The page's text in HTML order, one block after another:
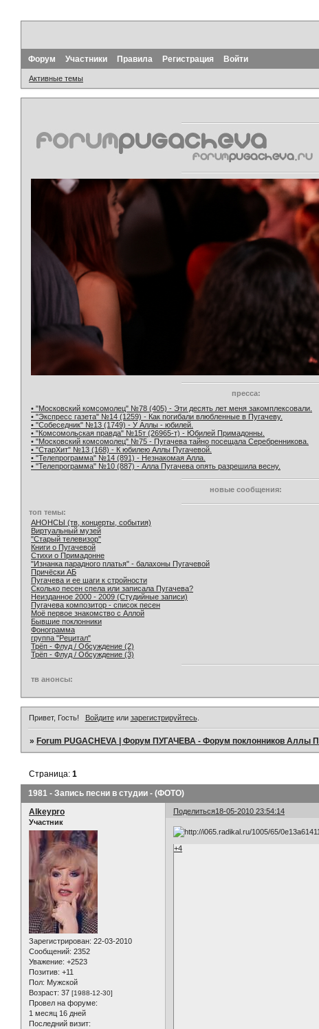
Форум Участники Правила Регистрация Войти
Активные темы
пресса:
• "Московский комсомолец" №78 (405) - Эти десять лет меня закомплексовали.
• "Экспресс газета" №14 (1259) - Как погибали влюбленные в Пугачеву.
• "Собеседник" №13 (1749) - У Аллы - юбилей.
• "Комсомольская правда" №15т (26965-т) - Юбилей Примадонны.
• "Московский комсомолец" №75 - Пугачева тайно посещала Серебренникова.
• "СтарХит" №13 (168) - К юбилею Аллы Пугачевой.
• "Телепрограмма" №14 (891) - Незнакомая Алла.
• "Телепрограмма" №10 (887) - Алла Пугачева опять разрешила весну.
новые сообщения:
топ темы:
АНОНСЫ (тв, концерты, события)
Виртуальный музей
"Старый телевизор"
Книги о Пугачевой
Стихи о Примадонне
"Изнанка парадного платья" - балахоны Пугачевой
Причёски АБ
Пугачева и ее шаги к стройности
Сколько песен спела или записала Пугачева?
Неизданное 2000 - 2009 (Студийные записи)
Пугачева композитор - список песен
Моё первое знакомство с Аллой
Бывшие поклонники
Фонограмма
группа "Рецитал"
Трёп - Флуд / Обсуждение (2)
Трёп - Флуд / Обсуждение (3)
тв анонсы:
Привет, Гость! Войдитеили зарегистрируйтесь.
»Forum PUGACHEVA | Форум ПУГАЧЕВА - Форум поклонников Аллы
1981 - Запись песни в студии - (ФОТО)
Страница:1
Поделиться18-05-2010 23:54:14
Alkeypro
Участник
Зарегистрирован: 22-03-2010
Сообщений: 2352
Уважение: +2523
Позитив: +11
Пол: Мужской
Возраст: 37 [1988-12-30]
Провел на форуме:
1 месяц 16 дней
Последний визит:
+4